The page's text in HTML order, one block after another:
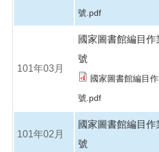
號.pdf
101年03月
國家圖書館編目
號
國家圖書館編目
號.pdf
101年02月
國家圖書館編目
號